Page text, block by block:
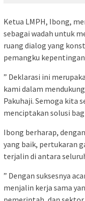
Ketua LMPH, Ibong,
sebagai wadah untuk
ruang dialog yang
pemangku
” Deklarasi ini
kami dalam
Pakuhaji. Semoga kita
menciptakan solusi
Ibong berharap,
yang baik, pertukaran
terjalin di antara
” Dengan suksesnya
menjalin kerja sama